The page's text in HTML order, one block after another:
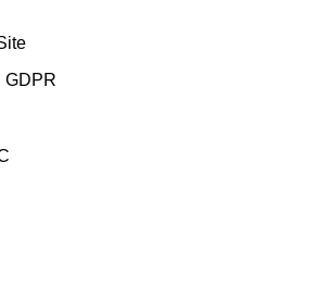
GDPR